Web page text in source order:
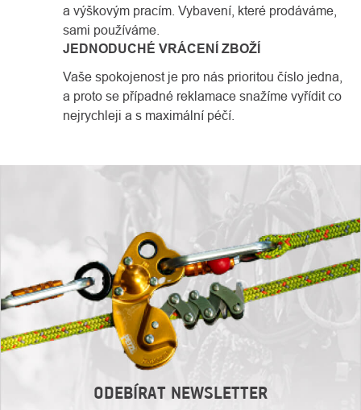
a výškovým pracím. Vybavení, které prodáváme,
sami používáme.
JEDNODUCHÉ VRÁCENÍ ZBOŽÍ
Vaše spokojenost je pro nás prioritou číslo jedna,
a proto se případné reklamace snažíme vyřídit co
nejrychleji a s maximální péčí.
ODEBÍRAT NEWSLETTER